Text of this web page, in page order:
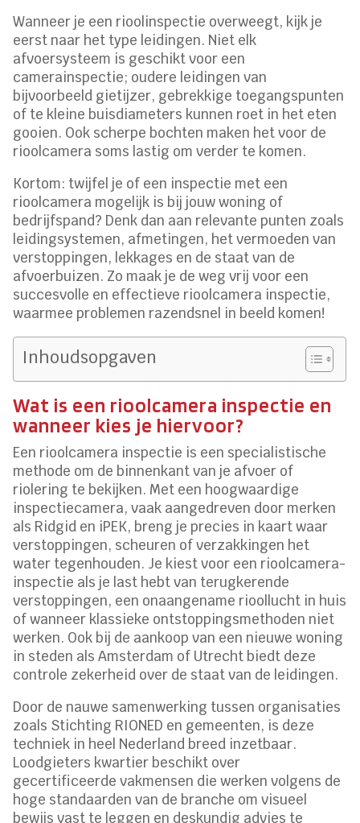
Wanneer je een rioolinspectie overweegt, kijk je
eerst naar het type leidingen. Niet elk
afvoersysteem is geschikt voor een
camerainspectie; oudere leidingen van
bijvoorbeeld gietijzer, gebrekkige toegangspunten
of te kleine buisdiameters kunnen roet in het eten
gooien. Ook scherpe bochten maken het voor de
rioolcamera soms lastig om verder te komen.
Kortom: twijfel je of een inspectie met een
rioolcamera mogelijk is bij jouw woning of
bedrijfspand? Denk dan aan relevante punten zoals
leidingsystemen, afmetingen, het vermoeden van
verstoppingen, lekkages en de staat van de
afvoerbuizen. Zo maak je de weg vrij voor een
succesvolle en effectieve rioolcamera inspectie,
waarmee problemen razendsnel in beeld komen!
Inhoudsopgaven
Wat is een rioolcamera inspectie en
wanneer kies je hiervoor?
Een rioolcamera inspectie is een specialistische
methode om de binnenkant van je afvoer of
riolering te bekijken. Met een hoogwaardige
inspectiecamera, vaak aangedreven door merken
als Ridgid en iPEK, breng je precies in kaart waar
verstoppingen, scheuren of verzakkingen het
water tegenhouden. Je kiest voor een rioolcamera-
inspectie als je last hebt van terugkerende
verstoppingen, een onaangename rioollucht in huis
of wanneer klassieke ontstoppingsmethoden niet
werken. Ook bij de aankoop van een nieuwe woning
in steden als Amsterdam of Utrecht biedt deze
controle zekerheid over de staat van de leidingen.
Door de nauwe samenwerking tussen organisaties
zoals Stichting RIONED en gemeenten, is deze
techniek in heel Nederland breed inzetbaar.
Loodgieters kwartier beschikt over
gecertificeerde vakmensen die werken volgens de
hoge standaarden van de branche om visueel
bewijs vast te leggen en deskundig advies te